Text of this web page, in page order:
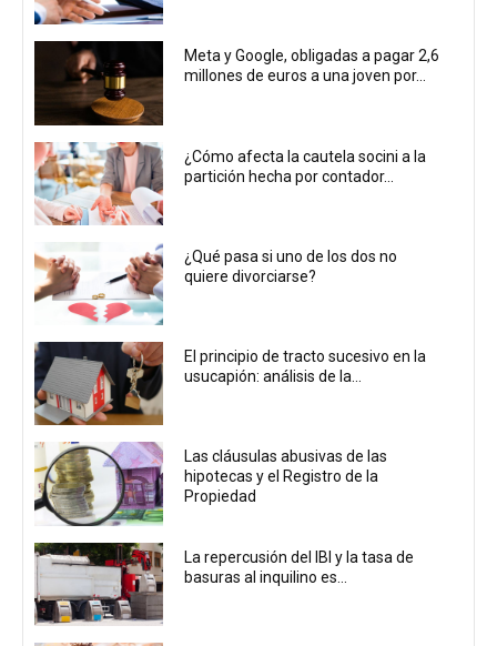
Meta y Google, obligadas a pagar 2,6
millones de euros a una joven por...
¿Cómo afecta la cautela socini a la
partición hecha por contador...
¿Qué pasa si uno de los dos no
quiere divorciarse?
El principio de tracto sucesivo en la
usucapión: análisis de la...
Las cláusulas abusivas de las
hipotecas y el Registro de la
Propiedad
La repercusión del IBI y la tasa de
basuras al inquilino es...